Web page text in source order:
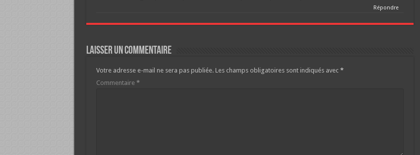
Répondre
Laisser un commentaire
Votre adresse e-mail ne sera pas publiée. Les champs obligatoires sont indiqués avec *
Commentaire *